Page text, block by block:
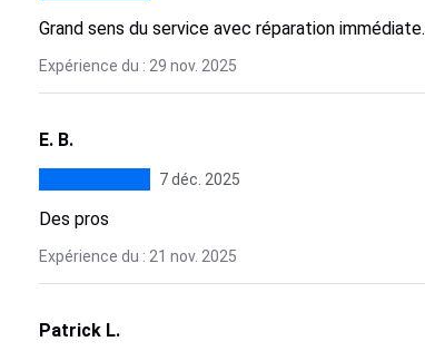
Grand sens du service avec réparation immédiate.
Expérience du : 29 nov. 2025
E. B.
7 déc. 2025
Des pros
Expérience du : 21 nov. 2025
Patrick L.